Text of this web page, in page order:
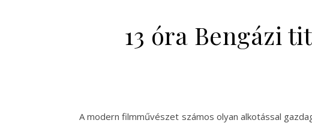
13 óra Bengázi
A modern filmművészet számos olyan alkotással